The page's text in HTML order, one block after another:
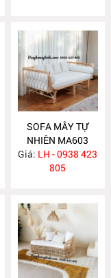
SOFA MÂY TỰ
NHIÊN MA603
Giá: LH - 0938 423
805